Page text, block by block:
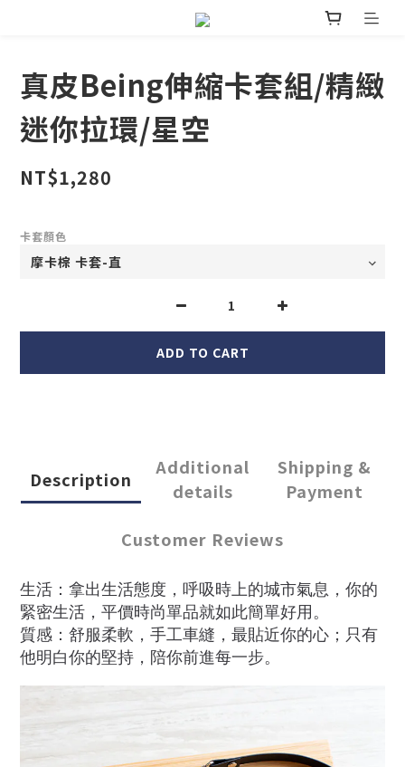
真皮Being伸縮卡套組/精緻
迷你拉環/星空
NT$1,280
卡套顏色
ADD TO CART
Description
Additional
details
Shipping &
Payment
Customer Reviews
生活：拿出生活態度，呼吸時上的城市氣息，你的
緊密生活，平價時尚單品就如此簡單好用。
質感：舒服柔軟，手工車縫，最貼近你的心；只有
他明白你的堅持，陪你前進每一步。